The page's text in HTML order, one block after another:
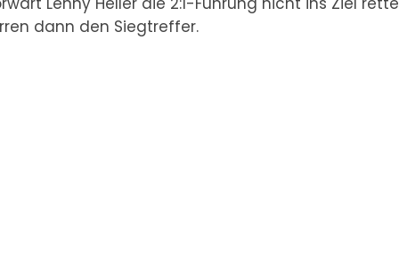
dann den Siegtreffer.